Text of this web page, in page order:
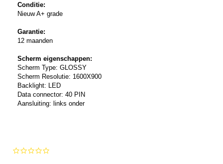
Conditie:
Nieuw A+ grade
Garantie:
12 maanden
Scherm eigenschappen:
Scherm Type: GLOSSY
Scherm Resolutie: 1600X900
Backlight: LED
Data connector: 40 PIN
Aansluiting: links onder